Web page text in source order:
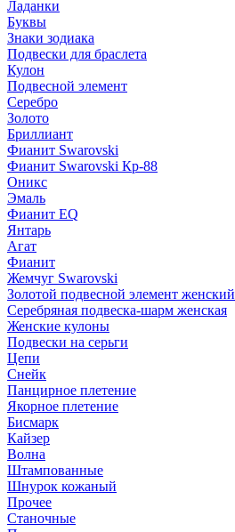
Ладанки
Буквы
Знаки зодиака
Подвески для браслета
Кулон
Подвесной элемент
Серебро
Золото
Бриллиант
Фианит Swarovski
Фианит Swarovski Кр-88
Оникс
Эмаль
Фианит EQ
Янтарь
Агат
Фианит
Жемчуг Swarovski
Золотой подвесной элемент женcкий
Серебряная подвеска-шарм женская
Женские кулоны
Подвески на серьги
Цепи
Снейк
Панцирное плетение
Якорное плетение
Бисмарк
Кайзер
Волна
Штампованные
Шнурок кожаный
Прочее
Станочные